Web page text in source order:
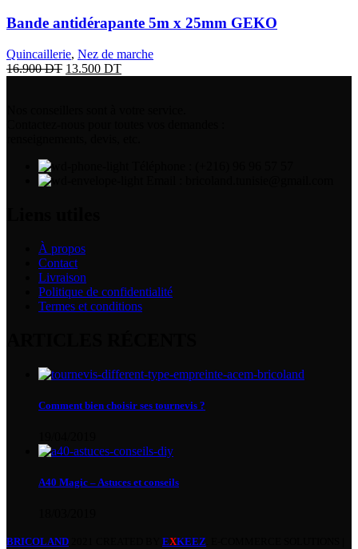
Bande antidérapante 5m x 25mm GEKO
Quincaillerie, Nez de marche
16.900DT 13.500 DT
À propos
Contact
Livraison
Politique de confidentialité
Termes et conditions
Comment bien choisir ses tournevis ?
A40 Magic – Astuces et conseils
BRICOLAND EXKEEZ